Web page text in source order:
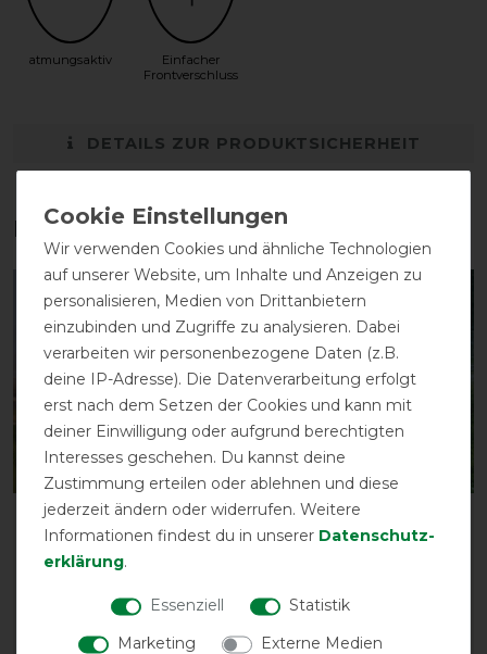
atmungsaktiv
Einfacher
Frontverschluss
DETAILS ZUR PRODUKTSICHERHEIT
Das perfekte Zubehör für dich
-13%
Busse Outdoordecke
Windchill 100g - royal
(grau)
vorher 129,00 €
-35%
Busse Outdoordecke
Windchill 0g - eisblau
vorher 129,00 €
83,85 € *
Wir verwenden Cookies und ähnliche Technologien
auf unserer Website, um Inhalte und Anzeigen zu
personalisieren, Medien von Drittanbietern
einzubinden und Zugriffe zu analysieren. Dabei
verarbeiten wir personenbezogene Daten (z.B.
deine IP-Adresse). Die Datenverarbeitung erfolgt
erst nach dem Setzen der Cookies und kann mit
deiner Einwilligung oder aufgrund berechtigten
Interesses geschehen. Du kannst deine
Zustimmung erteilen oder ablehnen und diese
jederzeit ändern oder widerrufen. Weitere
Informationen findest du in unserer Daten­schutz­
erklärung.
Essenziell
Statistik
Marketing
Externe Medien